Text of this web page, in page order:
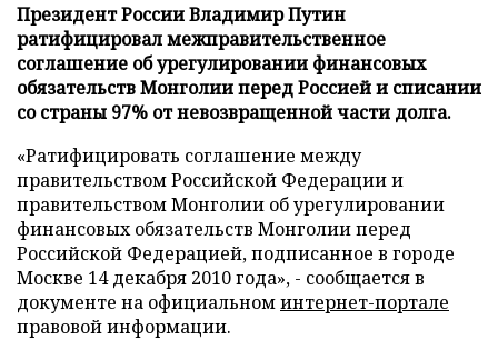
Президент России Владимир Путин
ратифицировал межправительственное
соглашение об урегулировании финансовых
обязательств Монголии перед Россией и списании
со страны 97% от невозвращенной части долга.
«Ратифицировать соглашение между
правительством Российской Федерации и
правительством Монголии об урегулировании
финансовых обязательств Монголии перед
Российской Федерацией, подписанное в городе
Москве 14 декабря 2010 года», - сообщается в
документе на официальноминтернет-портале
правовой информации.